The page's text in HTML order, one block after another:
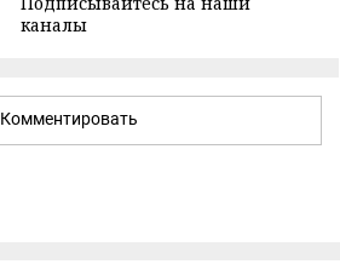
каналы
Комментировать